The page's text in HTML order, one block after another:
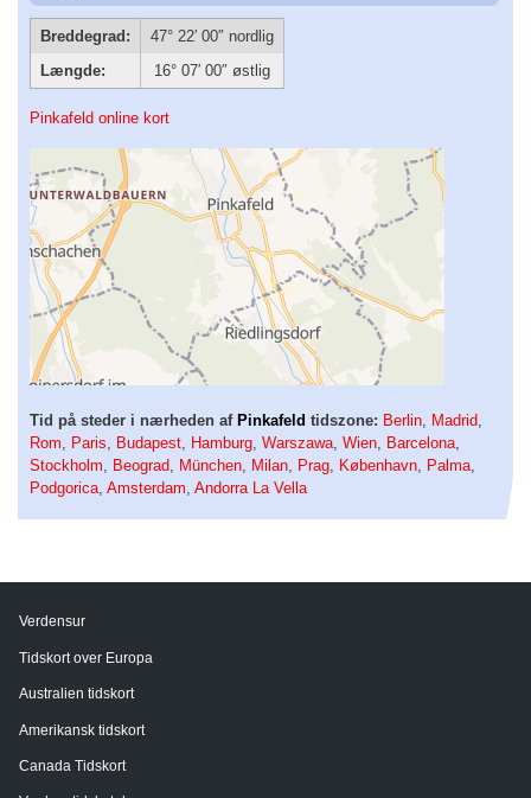
Breddegrad:
47° 22′ 00″ nordlig
Længde:
16° 07′ 00″ østlig
Pinkafeld online kort
Tid på steder i nærheden af Pinkafeld tidszone: Berlin Madrid
Rom
Paris Budapest Hamburg Warszawa Wien Barcelona
Stockholm
Beograd München Milan Prag København Palma
Podgorica Amsterdam Andorra La Vella
Verdensur
Tidskort over Europa
Australien tidskort
Amerikansk tidskort
Canada Tidskort